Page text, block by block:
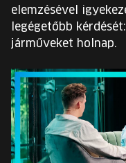
elemzésével
legégetőbb
járműveket holnap.